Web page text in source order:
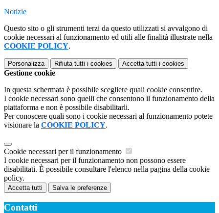
Notizie
Questo sito o gli strumenti terzi da questo utilizzati si avvalgono di
cookie necessari al funzionamento ed utili alle finalità illustrate nella
COOKIE POLICY.
Personalizza Rifiuta tutti i cookies Accetta tutti i cookies
Gestione cookie
In questa schermata è possibile scegliere quali cookie consentire.
I cookie necessari sono quelli che consentono il funzionamento della
piattaforma e non è possibile disabilitarli.
Per conoscere quali sono i cookie necessari al funzionamento potete
visionare la COOKIE POLICY.
Cookie necessari per il funzionamento
I cookie necessari per il funzionamento non possono essere
disabilitati. È possibile consultare l'elenco nella pagina della cookie
policy.
Accetta tutti Salva le preferenze
Contatti